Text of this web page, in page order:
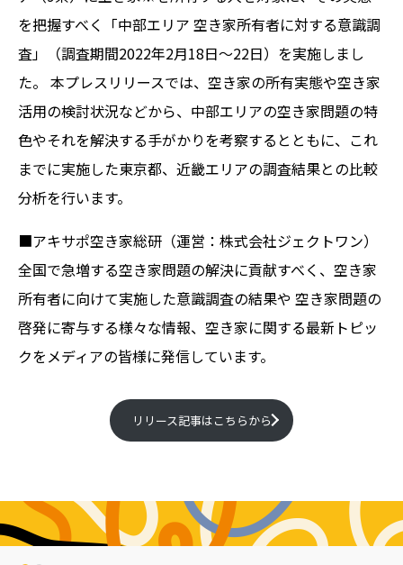
を把握すべく「中部エリア 空き家所有者に対する意識調
査」（調査期間2022年2月18日～22日）を実施しまし
た。 本プレスリリースでは、空き家の所有実態や空き家
活用の検討状況などから、中部エリアの空き家問題の特
色やそれを解決する手がかりを考察するとともに、これ
までに実施した東京都、近畿エリアの調査結果との比較
分析を行います。
■アキサポ空き家総研（運営：株式会社ジェクトワン）
全国で急増する空き家問題の解決に貢献すべく、空き家
所有者に向けて実施した意識調査の結果や 空き家問題の
啓発に寄与する様々な情報、空き家に関する最新トピッ
クをメディアの皆様に発信しています。
リリース記事はこちらから